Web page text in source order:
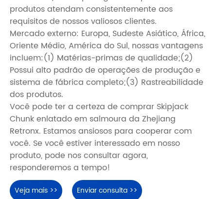
produtos atendam consistentemente aos
requisitos de nossos valiosos clientes.
Mercado externo: Europa, Sudeste Asiático, África,
Oriente Médio, América do Sul, nossas vantagens
incluem:(1) Matérias-primas de qualidade;(2)
Possui alto padrão de operações de produção e
sistema de fábrica completo;(3) Rastreabilidade
dos produtos.
Você pode ter a certeza de comprar Skipjack
Chunk enlatado em salmoura da Zhejiang
Retronx. Estamos ansiosos para cooperar com
você. Se você estiver interessado em nosso
produto, pode nos consultar agora,
responderemos a tempo!
Veja mais >> Enviar consulta >>